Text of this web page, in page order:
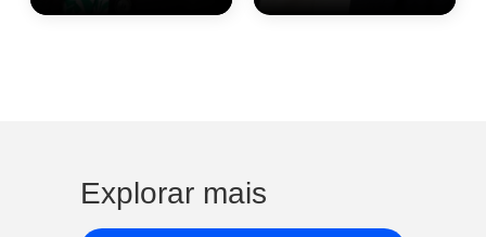
Explorar mais